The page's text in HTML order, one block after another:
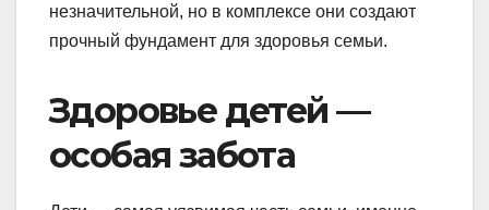
незначительной, но в комплексе они создают
прочный фундамент для здоровья семьи.
Здоровье детей —
особая забота